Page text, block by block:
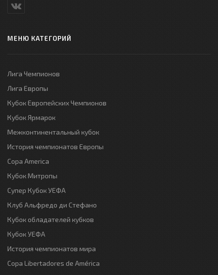
МЕНЮ КАТЕГОРИЙ
Лига Чемпионов
Лига Европы
Кубок Европейских Чемпионов
Кубок Ярмарок
Межконтинентальный кубок
История чемпионатов Европы
Copa America
Кубок Митропы
Супер Кубок УЕФА
Клуб Альфредо ди Стефано
Кубок обладателей кубков
Кубок УЕФА
История чемпионатов мира
Copa Libertadores de América